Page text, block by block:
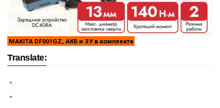
MAKITA DF001GZ, АКБ и ЗУ в комплекте
Translate: